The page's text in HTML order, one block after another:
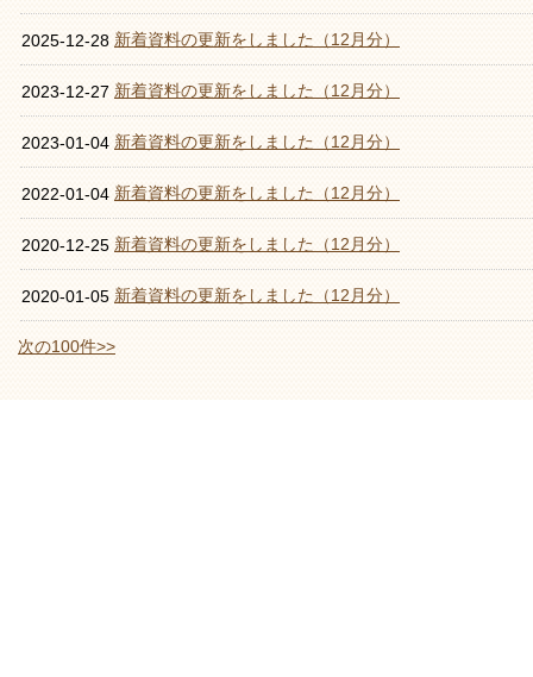
2025-12-28 新着資料の更新をしました（12月分）
2023-12-27 新着資料の更新をしました（12月分）
2023-01-04 新着資料の更新をしました（12月分）
2022-01-04 新着資料の更新をしました（12月分）
2020-12-25 新着資料の更新をしました（12月分）
2020-01-05 新着資料の更新をしました（12月分）
次の100件>>